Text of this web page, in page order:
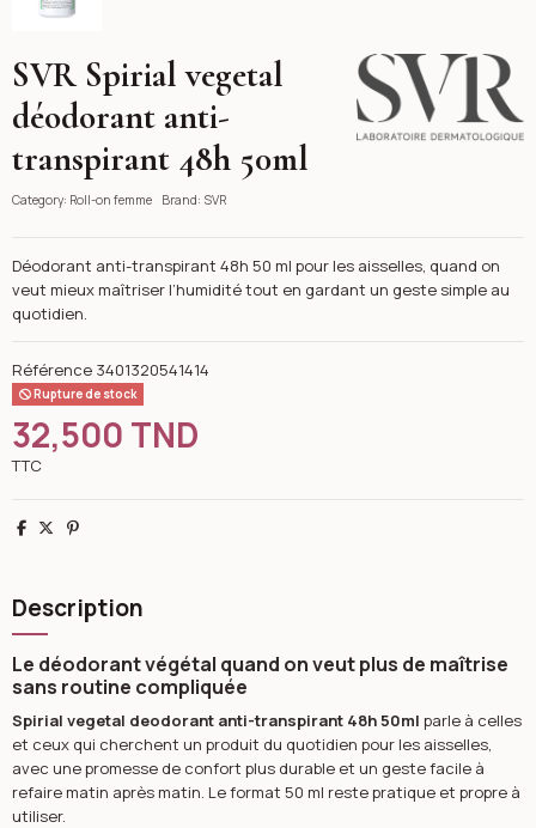
SVR
SVR Spirial vegetal
déodorant anti-
transpirant 48h 50ml
Category: Roll-on femme Brand: SVR
Déodorant anti-transpirant 48h 50 ml pour les aisselles, quand on
veut mieux maîtriser l’humidité tout en gardant un geste simple au
quotidien.
Référence 3401320541414
Rupture de stock
32,500 TND
TTC
Partager
TweetPinterest
Description
Le déodorant végétal quand on veut plus de maîtrise
sans routine compliquée
Spirial vegetal deodorant anti-transpirant 48h 50ml parle à celles
et ceux qui cherchent un produit du quotidien pour les aisselles,
avec une promesse de confort plus durable et un geste facile à
refaire matin après matin. Le format 50 ml reste pratique et propre à
utiliser.